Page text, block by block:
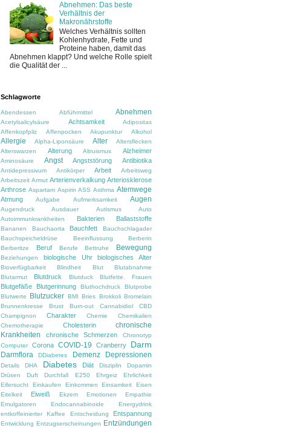
Abnehmen: Das beste
Verhältnis der
Makronährstoffe
Welches Verhältnis sollten
Kohlenhydrate, Fette und
Proteine haben, damit das
Abnehmen klappt? Und welche Rolle spielt
die Qualität der ...
Schlagworte
Abendessen Abführmittel Abnehmen
Acetylsalicylsäure Achtsamkeit
Adipositas
Affenkopfpilz
Affenpocken Akupunktur Alkohol
Allergie Alpha-Liponsäure Alter
Altersflecken
Alterswarzen
Alterung Altruismus Alzheimer
Aminosäure Angst Angststörung Antibiotika
Antidepressivum Antikörper Arbeit
Arbeitsweg
Arbeitszeit Armut Arterienverkalkung Arteriosklerose
Arthrose Aspartam Aspirin ASS Asthma Atemwege
Atmung Aufgabe Aufmerksamkeit Augen
Augendruck Ausdauer Autismus
Auto
Autoimmunkrankheiten
Bakterien Ballaststoffe
Bananen Bauchaorta Bauchfett
Bauchschlagader
Bauchspeicheldrüse
Beeinflussung
Berberin
Berberitze
Beruf Berufe Bettruhe Bewegung
Beziehungen biologische Uhr biologisches Alter
Bioverfügbarkeit Blindheit Blut
Blutabnahme
Blutarmut
Blutdruck Blutduck Blutfette. Frauen
Blutgefäße Blutgerinnung Bluthochdruck
Blutprobe
Blutwerte
Blutzucker BMI Bries Brokkoli Bromelain
Brunnenkresse
Brust Burn-out Cannabidiol
CBD
Champignon
Charakter Chemie
Chemikalien
Chemotherapie
Cholesterin
chronische
Krankheiten
chronische Schmerzen
Chronotyp
Computer
Corona COVID-19 Cranberry Darm
Darmflora DDiabetes Demenz Depressionen
Details DHA Diabetes Diät Disziplin
Dopamin
Drüsen
Duft Durchfall E250 Ehrgeiz
Ehrlichkeit
Eifersucht
Einkaufen Einkommen Einsamkeit
Eisen
Eitelkeit
Eiweiß Ekzem Emotionen
Empathie
Emulgatoren
Endocannabinoide
Energydrink
entkoffeinierter Kaffee
Entscheidung Entspannung
Entwicklung Entzugserscheinungen Entzündungen